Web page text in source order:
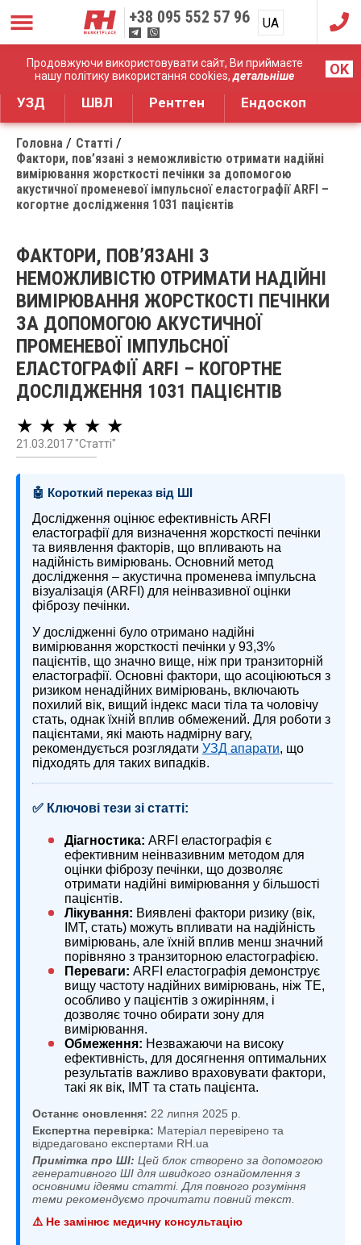
Продовжуючи використовувати сайт, Ви приймаєте
нашу політику використання cookies,детальніше OK
+38 095 552 57 96 UA
RU
Дистрибуція медичного обладнання
УЗД ШВЛ Рентген Ендоскоп
Головна
Статті
Фактори, пов’язані з неможливістю отримати надійні
вимірювання жорсткості печінки за допомогою
акустичної променевої імпульсної еластографії ARFI –
когортне дослідження 1031 пацієнтів
ФАКТОРИ, ПОВ’ЯЗАНІ З
НЕМОЖЛИВІСТЮ ОТРИМАТИ НАДІЙНІ
ВИМІРЮВАННЯ ЖОРСТКОСТІ ПЕЧІНКИ
ЗА ДОПОМОГОЮ АКУСТИЧНОЇ
ПРОМЕНЕВОЇ ІМПУЛЬСНОЇ
ЕЛАСТОГРАФІЇ ARFI – КОГОРТНЕ
ДОСЛІДЖЕННЯ 1031 ПАЦІЄНТІВ
★ ★ ★ ★ ★
21.03.2017 "Статті"
🤖 Короткий переказ від ШІ
Дослідження оцінює ефективність ARFI
еластографії для визначення жорсткості печінки
та виявлення факторів, що впливають на
надійність вимірювань. Основний метод
дослідження – акустична променева імпульсна
візуалізація (ARFI) для неінвазивної оцінки
фіброзу печінки.
У дослідженні було отримано надійні
вимірювання жорсткості печінки у 93,3%
пацієнтів, що значно вище, ніж при транзиторній
еластографії. Основні фактори, що асоціюються з
ризиком ненадійних вимірювань, включають
похилий вік, вищий індекс маси тіла та чоловічу
стать, однак їхній вплив обмежений. Для роботи з
пацієнтами, які мають надмірну вагу,
рекомендується розглядати УЗД апарати, що
підходять для таких випадків.
✅ Ключові тези зі статті:
Діагностика: ARFI еластографія є
ефективним неінвазивним методом для
оцінки фіброзу печінки, що дозволяє
отримати надійні вимірювання у більшості
пацієнтів.
Лікування: Виявлені фактори ризику (вік,
ІМТ, стать) можуть впливати на надійність
вимірювань, але їхній вплив менш значний
порівняно з транзиторною еластографією.
Переваги: ARFI еластографія демонструє
вищу частоту надійних вимірювань, ніж TE,
особливо у пацієнтів з ожирінням, і
дозволяє точно обирати зону для
вимірювання.
Обмеження: Незважаючи на високу
ефективність, для досягнення оптимальних
результатів важливо враховувати фактори,
такі як вік, ІМТ та стать пацієнта.
Останнє оновлення: 22 липня 2025 р.
Експертна перевірка: Матеріал перевірено та
відредаговано експертами RH.ua
Примітка про ШІ: Цей блок створено за допомогою
генеративного ШІ для швидкого ознайомлення з
основними ідеями статті. Для повного розуміння
теми рекомендуємо прочитати повний текст.
⚠️ Не замінює медичну консультацію